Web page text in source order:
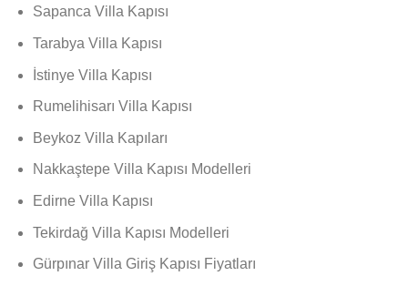
Sapanca Villa Kapısı
Tarabya Villa Kapısı
İstinye Villa Kapısı
Rumelihisarı Villa Kapısı
Beykoz Villa Kapıları
Nakkaştepe Villa Kapısı Modelleri
Edirne Villa Kapısı
Tekirdağ Villa Kapısı Modelleri
Gürpınar Villa Giriş Kapısı Fiyatları